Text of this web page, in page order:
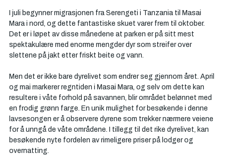
I juli begynner migrasjonen fra Serengeti i Tanzania til Masai
Mara i nord, og dette fantastiske skuet varer frem til oktober.
Det er i løpet av disse månedene at parken er på sitt mest
spektakulære med enorme mengder dyr som streifer over
slettene på jakt etter friskt beite og vann.
Men det er ikke bare dyrelivet som endrer seg gjennom året. April
og mai markerer regntiden i Masai Mara, og selv om dette kan
resultere i våte forhold på savannen, blir området belønnet med
en frodig grønn farge. En unik mulighet for besøkende i denne
lavsesongen er å observere dyrene som trekker nærmere veiene
for å unngå de våte områdene. I tillegg til det rike dyrelivet, kan
besøkende nyte fordelen av rimeligere priser på lodger og
overnatting.